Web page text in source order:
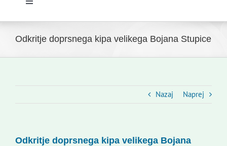
Toggle
Novice
Odkritje doprsnega kipa velikega Bojana Stupice
Nazaj Naprej
Odkritje doprsnega kipa velikega Bojana